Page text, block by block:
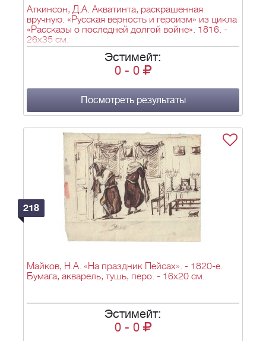
Аткинсон, Д.А. Акватинта, раскрашенная
вручную. «Русская верность и героизм» из цикла
«Рассказы о последней долгой войне». 1816. -
26х35 см.
Эстимейт:
0 - 0
Посмотреть результаты
218
Майков, Н.А. «На праздник Пейсах». - 1820-е.
Бумага, акварель, тушь, перо. - 16х20 см.
Эстимейт:
0 - 0